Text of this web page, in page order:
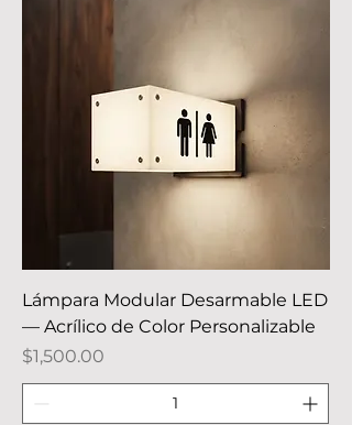
Lámpara Modular Desarmable LED
— Acrílico de Color Personalizable
Precio
$1,500.00